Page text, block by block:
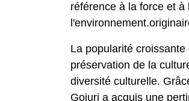
référence à la force et
La popularité
préservation de la
diversité culturelle.
Goiuri a acquis une